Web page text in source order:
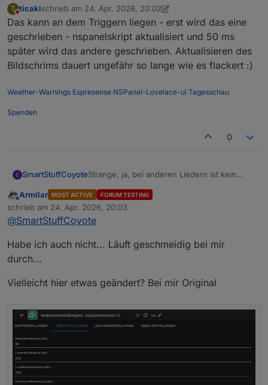
T
Nicht stören
ticakischrieb am 24. Apr. 2026, 20:02
zuletzt editiert von ticaki
Das kann an dem Triggern liegen - erst wird das eine
geschrieben - nspanelskript aktualisiert und 50 ms
später wird das andere geschrieben. Aktualisieren des
Bildschrims dauert ungefähr so lange wie es flackert :)
Weather-Warnings Espresense NSPanel-Lovelace-ui Tagesschau
Spenden
0
SmartStuffCoyoteStrange, ja, bei anderen Liedern ist kein
Natürlich sind die Daten im ID3-Tag, wo
sollte der LMS die Informationen sonst her
haben...
Aber gut, irgendwas passt da auf meiner
Aber diese kurze Unterbrechung, wo nur
Offline
Armilar MOST ACTIVE FORUM TESTING
schrieb am 24. Apr. 2026, 20:03
zuletzt editiert von
@SmartStuffCoyote
Habe ich auch nicht... Läuft geschmeidig bei mir
durch...
Vielleicht hier etwas geändert? Bei mir Original